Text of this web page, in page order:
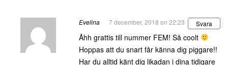
Evelina 7 december, 2018 on 22:23 Svara
Åhh grattis till nummer FEM! Så coolt
Hoppas att du snart får känna dig piggare!!
Har du alltid känt dig likadan i dina tidigare